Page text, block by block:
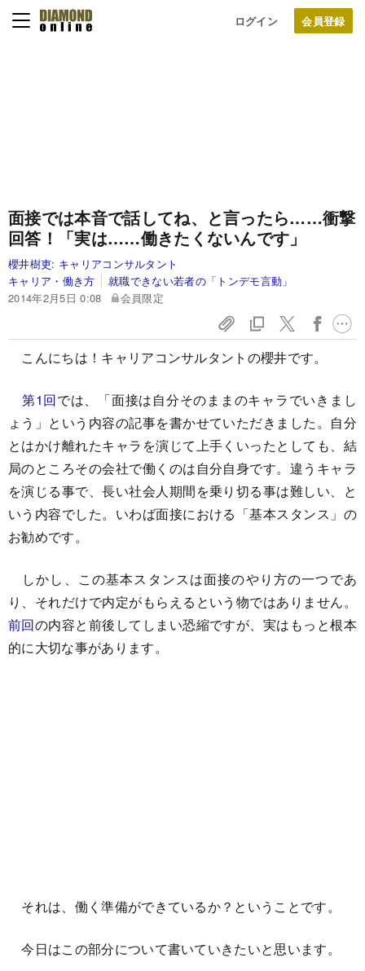
ログイン
面接では本音で話してね、と言ったら……衝撃
回答！「実は……働きたくないんです」
櫻井樹吏: キャリアコンサルタント
キャリア・働き方
就職できない若者の「トンデモ言動」
2014年2月5日 0:08
会員限定
こんにちは！キャリアコンサルタントの櫻井です。
第1回では、「面接は自分そのままのキャラでいきまし
ょう」という内容の記事を書かせていただきました。自分
とはかけ離れたキャラを演じて上手くいったとしても、結
局のところその会社で働くのは自分自身です。違うキャラ
を演じる事で、長い社会人期間を乗り切る事は難しい、と
いう内容でした。いわば面接における「基本スタンス」の
お勧めです。
しかし、この基本スタンスは面接のやり方の一つであ
り、それだけで内定がもらえるという物ではありません。
前回の内容と前後してしまい恐縮ですが、実はもっと根本
的に大切な事があります。
それは、働く準備ができているか？ということです。
今日はこの部分について書いていきたいと思います。